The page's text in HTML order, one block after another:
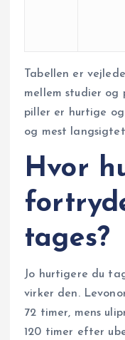
Tabellen er
mellem studier og
piller er hurtige og
og mest
Hvor
tages?
Jo hurtigere du
virker den.
72 timer, mens
120 timer efter